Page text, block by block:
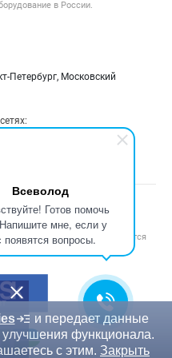
Всеволод
Готов помочь
мне, если у
появятся вопросы.
в России.
Петербург, Московский
данных
логотипы
Все права защищены.
на данном сайте, допускается
на сайт
и передает данные
функционала.
с этим. Закрыть